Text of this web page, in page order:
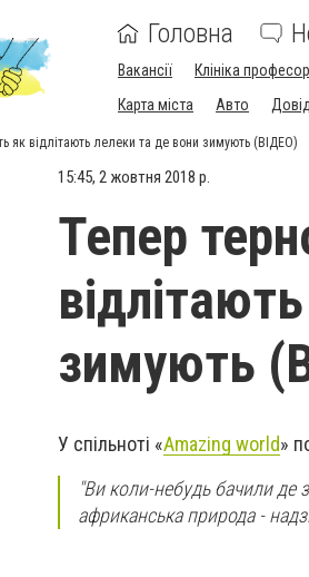
Головна
Вакансії Клініка
Карта міста
Авто
як відлітають лелеки та де вони зимують (ВІДЕО)
15:45, 2 жовтня 2018 р.
Тепер
зимують
У спільноті «Amazing world»
"Ви коли-небудь бачили де
африканська природа -